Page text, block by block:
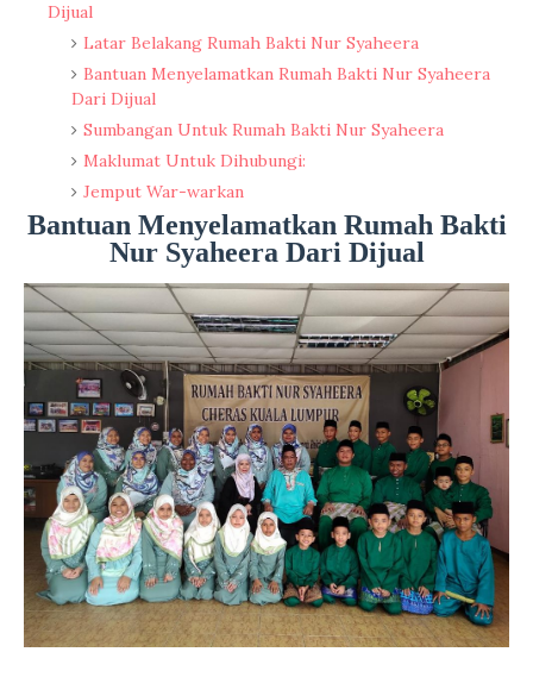
Dijual
Latar Belakang Rumah Bakti Nur Syaheera
Bantuan Menyelamatkan Rumah Bakti Nur Syaheera
Dari Dijual
Sumbangan Untuk Rumah Bakti Nur Syaheera
Maklumat Untuk Dihubungi:
Jemput War-warkan
Bantuan Menyelamatkan Rumah Bakti
Nur Syaheera Dari Dijual